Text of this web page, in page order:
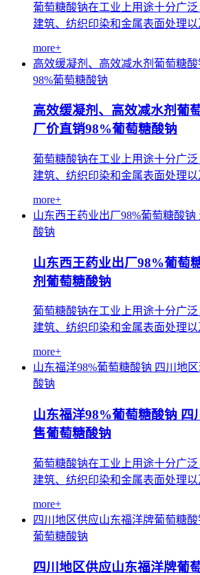
葡萄糖酸钠在工业上用途十分广
建筑、纺织印染和金属表面处理
more+
高效缓凝剂、高效减水剂葡萄糖酸
98%葡萄糖酸钠
高效缓凝剂、高效减水剂葡
厂价直销98%葡萄糖酸钠
葡萄糖酸钠在工业上用途十分广
建筑、纺织印染和金属表面处理
more+
山东西王药业出厂98%葡萄糖酸钠
酸钠
山东西王药业出厂98%葡萄
剂葡萄糖酸钠
葡萄糖酸钠在工业上用途十分广
建筑、纺织印染和金属表面处理
more+
山东福洋98%葡萄糖酸钠 四川地
酸钠
山东福洋98%葡萄糖酸钠 四
售葡萄糖酸钠
葡萄糖酸钠在工业上用途十分广
建筑、纺织印染和金属表面处理
more+
四川地区供应山东福洋牌葡萄糖酸
葡萄糖酸钠
四川地区供应山东福洋牌葡